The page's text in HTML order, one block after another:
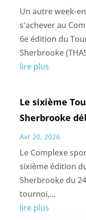
Un autre week-
s'achever au
6e édition du
Sherbrooke
lire plus
Le sixième
Sherbrooke
Avr 20, 2026
Le Complexe
sixième édition
Sherbrooke du
tournoi,...
lire plus